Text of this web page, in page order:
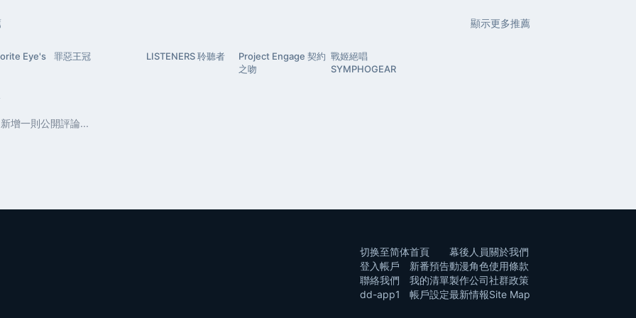
顯示更多推薦
Eye's 罪惡王冠 LISTENERS 聆聽者
Project Engage 契約
之吻
戰姬絕唱
SYMPHOGEAR
切换至简体
登入帳戶
聯絡我們
dd-app1
首頁
新番預告
我的清單
帳戶設定
幕後人員
動漫角色
製作公司
最新情報
關於我們
使用條款
社群政策
Site Map